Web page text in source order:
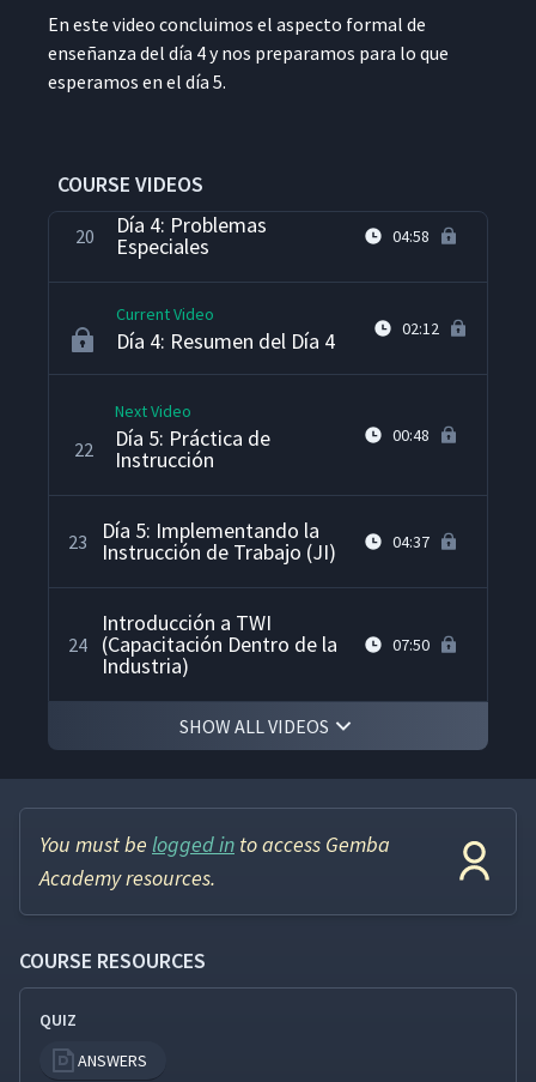
En este video con­cluimos el aspec­to for­mal de
enseñan­za del día 4 y nos preparamos para lo que
esper­amos en el día 5.
COURSE VIDEOS
18 Día 4: Refuerzo de
Conocimientos 05:24
20 Día 4: Problemas
Especiales 04:58
Current Video
Día 4: Resumen del Día 4 02:12
22
Next Video
Día 5: Práctica de
Instrucción
00:48
23 Día 5: Implementando la
Instrucción de Trabajo (JI) 04:37
24
Introducción a TWI
(Capacitación Dentro de la
Industria)
07:50
SHOW ALL VIDEOS
You must be logged in to access Gemba
Academy resources.
COURSE RESOURCES
QUIZ
ANSWERS